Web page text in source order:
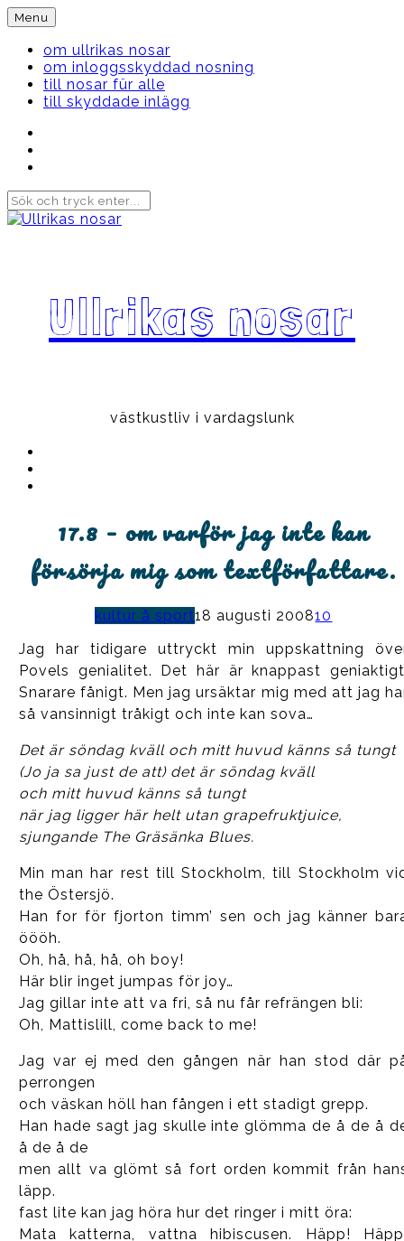
Skip
to
content
Menu
om ullrikas nosar
om inloggsskyddad nosning
till nosar für alle
till skyddade inlägg
Ullrikas nosar
västkustliv i vardagslunk
17.8 – om varför jag inte kan
försörja mig som textförfattare.
kultur å sport18 augusti 200810
Jag har tidigare uttryckt min uppskattning
Povels genialitet. Det här är knappast
Snarare fånigt. Men jag ursäktar mig med att jag
så vansinnigt tråkigt och inte kan sova…
Det är söndag kväll och mitt huvud känns så tungt
(Jo ja sa just de att) det är söndag kväll
och mitt huvud känns så tungt
när jag ligger här helt utan grapefruktjuice,
sjungande The Gräsänka Blues.
Min man har rest till Stockholm, till Stockholm
the Östersjö.
Han for för fjorton timm’ sen och jag känner
öööh.
Oh, hå, hå, hå, oh boy!
Här blir inget jumpas för joy…
Jag gillar inte att va fri, så nu får refrängen bli:
Oh, Mattislill, come back to me!
Jag var ej med den gången när han stod där
perrongen
och väskan höll han fången i ett stadigt grepp.
Han hade sagt jag skulle inte glömma de å de å
å de å de
men allt va glömt så fort orden kommit från
läpp.
fast lite kan jag höra hur det ringer i mitt öra:
Mata katterna, vattna hibiscusen. Häpp!